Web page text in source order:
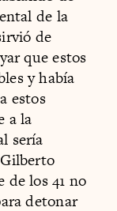
de la
de
que estos
y había
estos
a la
sería
los 41 no
detonar